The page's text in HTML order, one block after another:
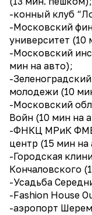
-конный клуб
-Московский
университет (10
-Московский
мин на авто);
-
молодежи (10
-Московский
Войн (10 мин на
-ФНКЦ МРиК
центр (15 мин на
-Городская
Кончаловского
-Усадьба
-Fаshiоn Ноusе
-аэропорт